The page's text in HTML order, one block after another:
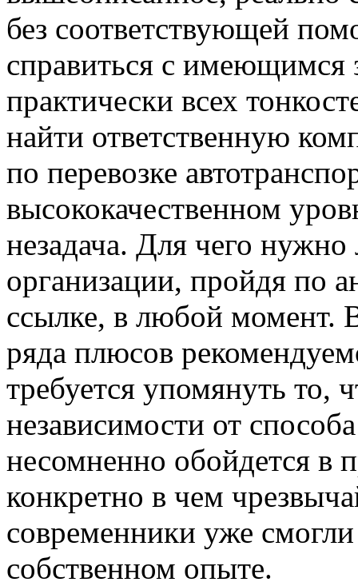
без соответствующей
справиться с имеющимся
практически всех
найти ответственную
по перевозке
высококачественном
незадача. Для чего
организации, пройдя по
ссылке, в любой момент.
ряда плюсов
требуется упомянуть то,
независимости от
несомненно обойдется в
конкретно в чем
современники уже смогли
собственном опыте.